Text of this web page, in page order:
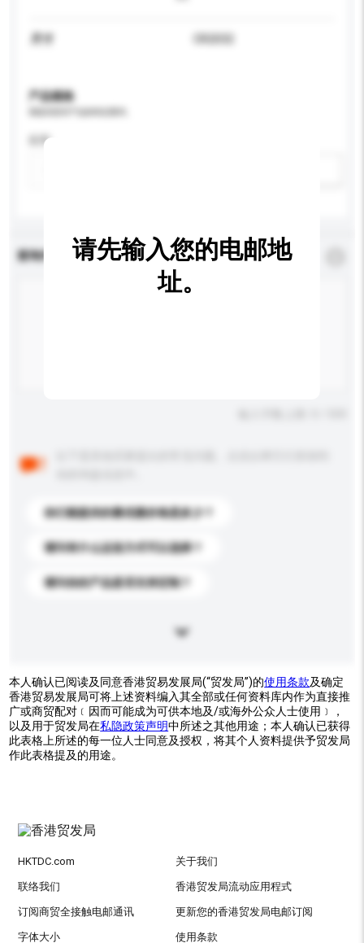
CR2032
产品规格
应用
查询内容 *必须填写
你们能提供的最优惠价格是多少？
请问有什么运送方式可以选择？
请问你的产品是否支持定制？
请先输入您的电邮地
址。
本人确认已阅读及同意香港贸易发展局(“贸发局”)的使用条款及确定
香港贸易发展局可将上述资料编入其全部或任何资料库内作为直接推
广或商贸配对﹝因而可能成为可供本地及/或海外公众人士使用﹞，
以及用于贸发局在私隐政策声明中所述之其他用途；本人确认已获得
此表格上所述的每一位人士同意及授权，将其个人资料提供予贸发局
作此表格提及的用途。
HKTDC.com 关于我们
联络我们 香港贸发局流动应用程式
订阅商贸全接触电邮通讯 更新您的香港贸发局电邮订阅
字体大小 使用条款